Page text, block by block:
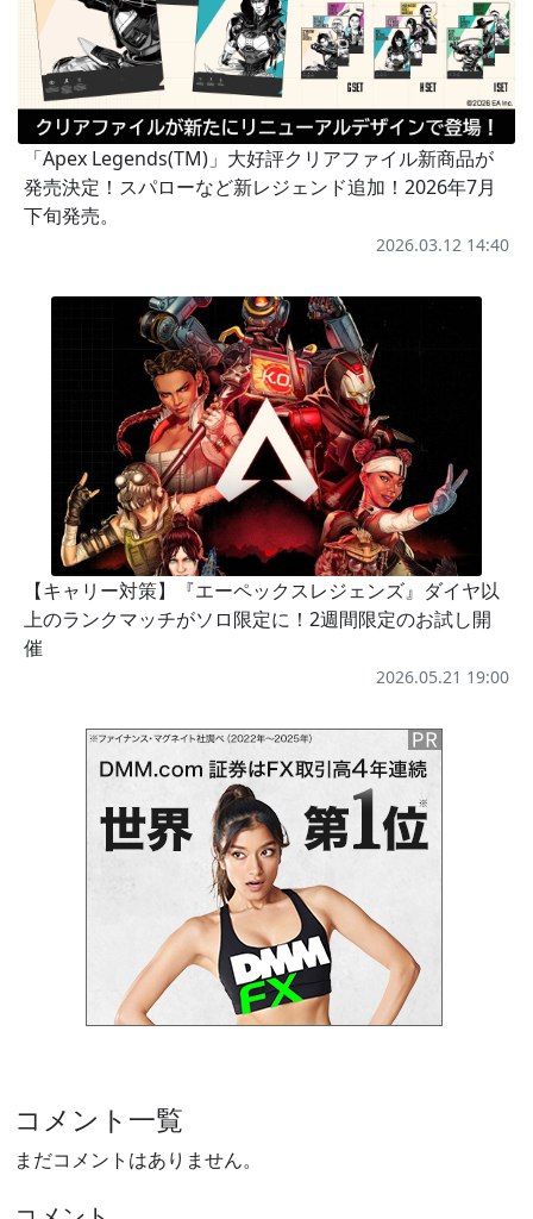
「Apex Legends(TM)」大好評クリアファイル新商品が
発売決定！スパローなど新レジェンド追加！2026年7月
下旬発売。
2026.03.12 14:40
【キャリー対策】『エーペックスレジェンズ』ダイヤ以
上のランクマッチがソロ限定に！2週間限定のお試し開
催
2026.05.21 19:00
コメント一覧
まだコメントはありません。